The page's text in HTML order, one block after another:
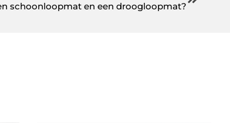
schoonloopmat en een droogloopmat?